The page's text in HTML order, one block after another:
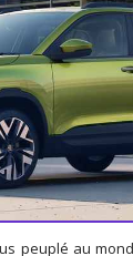
peuplé au